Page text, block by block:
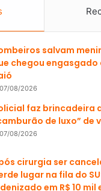
salvam
chegou
07/08/2026
faz brincadeira
de luxo” de
07/08/2026
cirurgia ser
lugar na fila do
em R$ 10 mil